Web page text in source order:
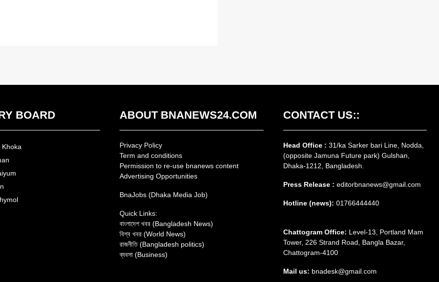
BOARD
Khoka
ABOUT BNANEWS24.COM
Privacy Policy
Term and conditions
Permission to re-use bnanews content
Advertising Opportunities
BnaJobs (Dhaka Media Job)
Quick Links:
বাংলাদেশ খবর (Bangladesh News)
বিশ্ব খবর (World News)
রাজনীতি (Bangladesh politics)
ব্যবসা (Business)
CONTACT US::
Head Office : 31/ka Sarker bari Line, Nodda,
(opposite Jamuna Future park) Gulshan,
Dhaka-1212, Bangladesh.
Press Release : editorbnanews@gmail.com
Hotline (news): 01766444440
Chattogram Office: Level-13, Portland Mam
Tower, 226 Strand Road, Bangla Bazar,
Chattogram-4100
Mail us: bnadesk@gmail.com